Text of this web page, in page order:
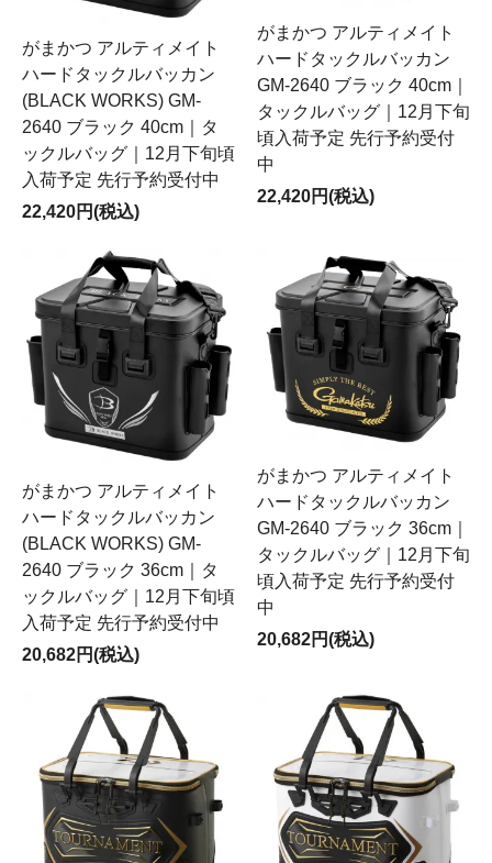
がまかつ アルティメイト
ハードタックルバッカン
(BLACK WORKS) GM-
2640 ブラック 40cm｜タ
ックルバッグ｜12月下旬頃
入荷予定 先行予約受付中
22,420円(税込)
がまかつ アルティメイト
ハードタックルバッカン
GM-2640 ブラック 40cm｜
タックルバッグ｜12月下旬
頃入荷予定 先行予約受付
中
22,420円(税込)
がまかつ アルティメイト
ハードタックルバッカン
(BLACK WORKS) GM-
2640 ブラック 36cm｜タ
ックルバッグ｜12月下旬頃
入荷予定 先行予約受付中
20,682円(税込)
がまかつ アルティメイト
ハードタックルバッカン
GM-2640 ブラック 36cm｜
タックルバッグ｜12月下旬
頃入荷予定 先行予約受付
中
20,682円(税込)